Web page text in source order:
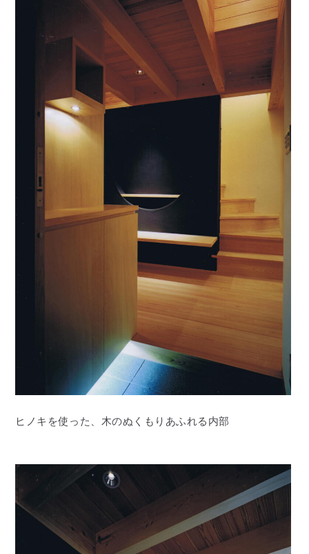
ヒノキを使った、木のぬくもりあふれる内部